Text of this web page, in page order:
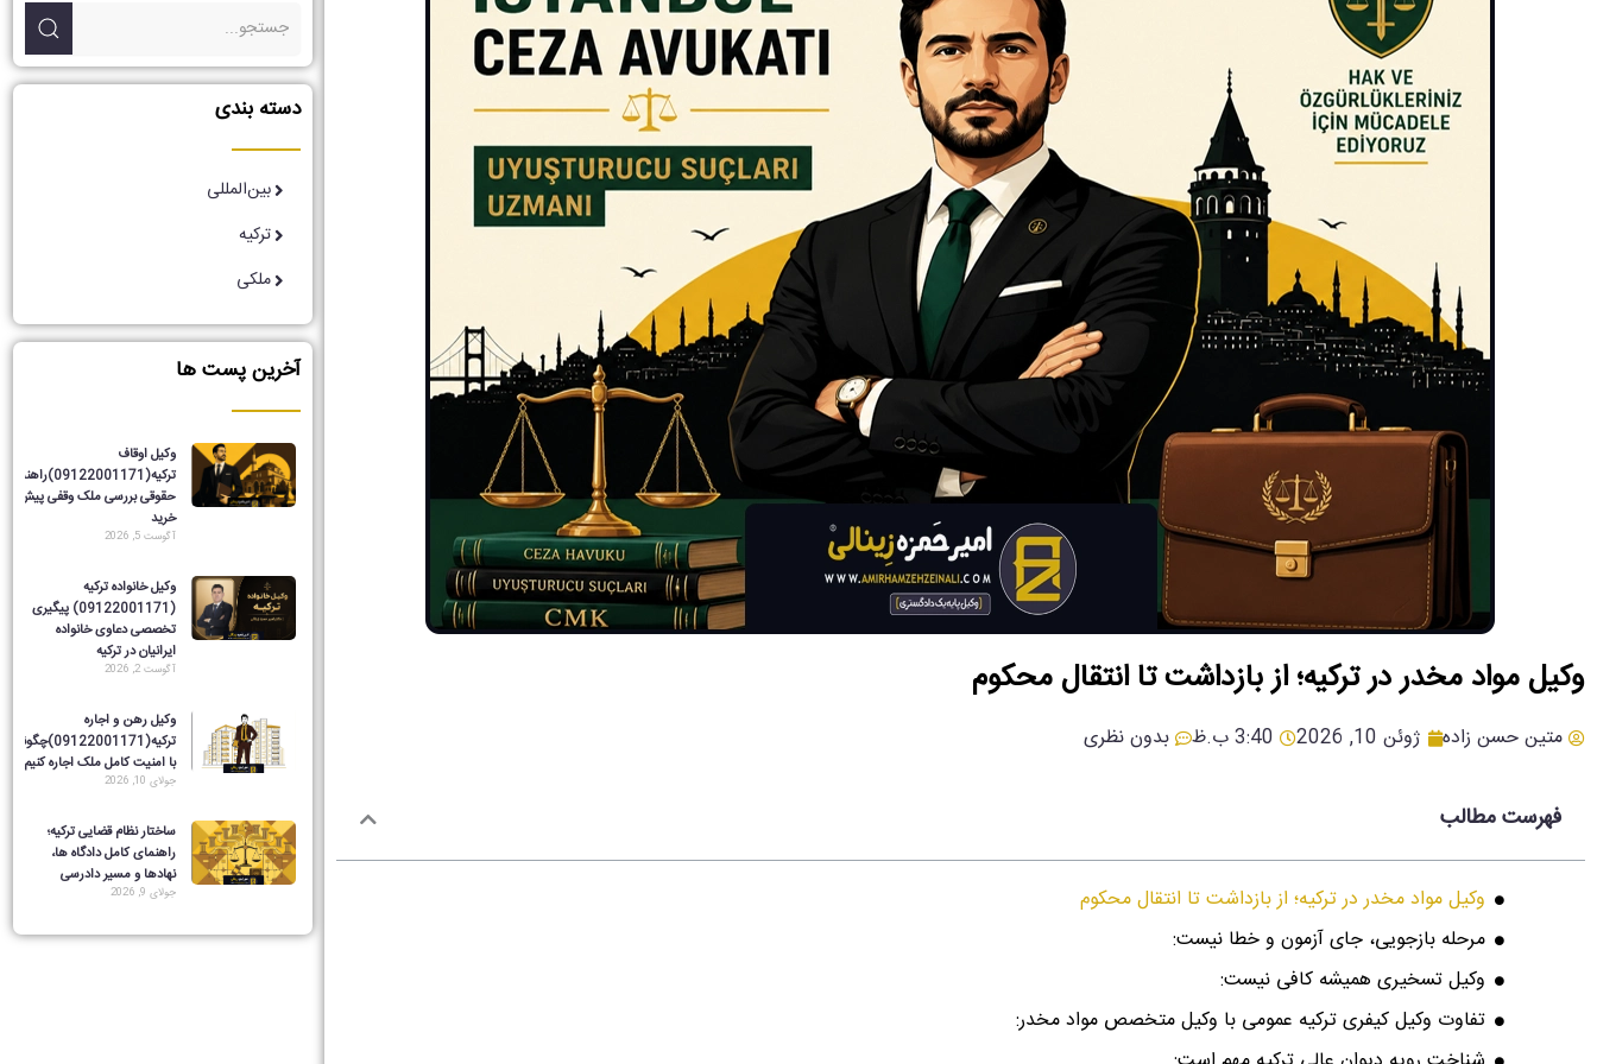
وکیل مواد مخدر در ترکیه؛ از بازداشت تا انتقال محکوم
متین حسن زاده ژوئن 10, 2026 3:40 ب.ظ بدون نظری
فهرست مطالب
وکیل مواد مخدر در ترکیه؛ از بازداشت تا انتقال محکوم
مرحله بازجویی، جای آزمون و خطا نیست:
وکیل تسخیری همیشه کافی نیست:
تفاوت وکیل کیفری ترکیه عمومی با وکیل متخصص مواد مخدر:
دسته بندی
بین‌المللی
ترکیه
ملکی
آخرین پست ها
وکیل اوقاف
ترکیه(09122001171)راهنمای
حقوقی بررسی ملک وقفی پیش از
خرید
آگوست 5, 2026
وکیل خانواده ترکیه
(09122001171) پیگیری
تخصصی دعاوی خانواده
ایرانیان در ترکیه
آگوست 2, 2026
وکیل رهن و اجاره
ترکیه(09122001171)چگونه
با امنیت کامل ملک اجاره کنیم؟
جولای 10, 2026
ساختار نظام قضایی ترکیه؛
راهنمای کامل دادگاه ها،
نهادها و مسیر دادرسی
جولای 9, 2026